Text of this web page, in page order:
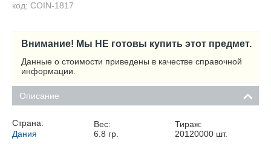
код: COIN-1817
Внимание! Мы НЕ готовы купить этот предмет.
Данные о стоимости приведены в качестве справочной
информации.
Описание
Страна:
Дания
Вес:
6.8 гр.
Тираж:
20120000 шт.